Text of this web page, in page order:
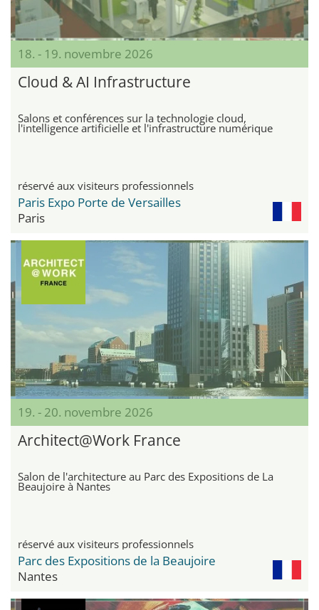
18. - 19. novembre 2026
Cloud & AI Infrastructure
Salons et conférences sur la technologie cloud,
l'intelligence artificielle et l'infrastructure numérique
réservé aux visiteurs professionnels
Paris Expo Porte de Versailles
Paris
19. - 20. novembre 2026
Architect@Work France
Salon de l'architecture au Parc des Expositions de La
Beaujoire à Nantes
réservé aux visiteurs professionnels
Parc des Expositions de la Beaujoire
Nantes